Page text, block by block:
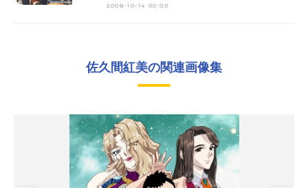
2008-10-14 00:00
佐久間紅美の関連画像集